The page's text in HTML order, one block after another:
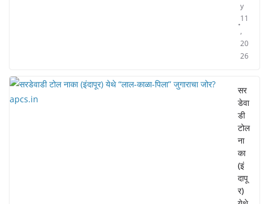
y
11
,
20
26
सर
डेवा
डी
टोल
ना
का
(इं
दापू
र)